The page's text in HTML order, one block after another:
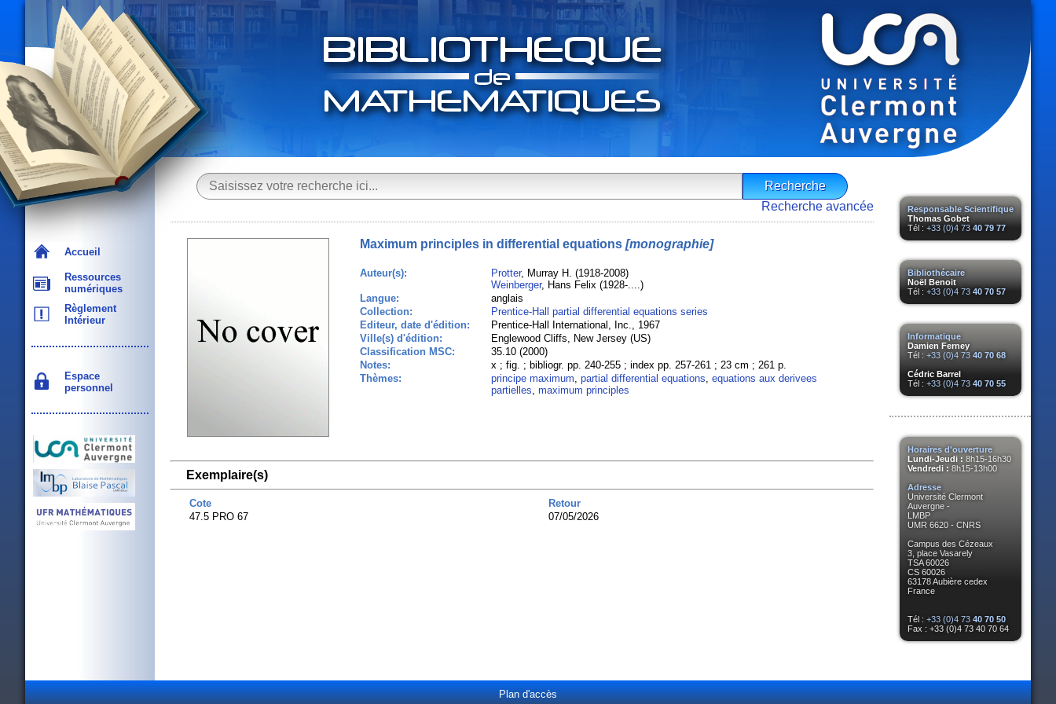
Accueil
Ressources
numériques
Règlement
Intérieur
Espace
personnel
Responsable Scientifique
Thomas Gobet
Tél : +33 (0)4 73 40 79 77
Bibliothécaire
Noël Benoit
Tél : +33 (0)4 73 40 70 57
Informatique
Damien Ferney
Tél : +33 (0)4 73 40 70 68
Cédric Barrel
Tél : +33 (0)4 73 40 70 55
Horaires d'ouverture
Lundi-Jeudi : 8h15-16h30
Vendredi : 8h15-13h00
Adresse
Université Clermont
Auvergne -
LMBP
UMR 6620 - CNRS
Campus des Cézeaux
3, place Vasarely
TSA 60026
CS 60026
63178 Aubière cedex
France
Tél : +33 (0)4 73 40 70 50
Fax : +33 (0)4 73 40 70 64
Recherche avancée
Maximum principles in differential equations[monographie]
Auteur(s): Protter, Murray H. (1918-2008)
Weinberger, Hans Felix (1928-....)
Langue:
anglais
Collection:
Prentice-Hall partial differential equations series
Editeur, date d'édition:
Prentice-Hall International, Inc., 1967
Ville(s) d'édition:
Englewood Cliffs, New Jersey (US)
Classification MSC:
35.10 (2000)
Notes:
x ; fig. ; bibliogr. pp. 240-255 ; index pp. 257-261 ; 23 cm ; 261 p.
Thèmes:
principe maximum, partial differential equations, equations aux derivees
partielles, maximum principles
Exemplaire(s)
Cote
Retour
47.5 PRO 67
07/05/2026
Plan d'accès